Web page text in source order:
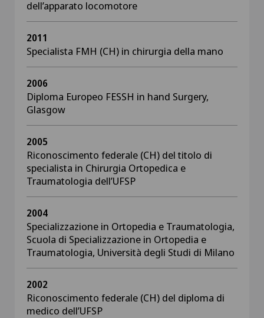
dell’apparato locomotore
2011
Specialista FMH (CH) in chirurgia della mano
2006
Diploma Europeo FESSH in hand Surgery,
Glasgow
2005
Riconoscimento federale (CH) del titolo di
specialista in Chirurgia Ortopedica e
Traumatologia dell’UFSP
2004
Specializzazione in Ortopedia e Traumatologia,
Scuola di Specializzazione in Ortopedia e
Traumatologia, Università degli Studi di Milano
2002
Riconoscimento federale (CH) del diploma di
medico dell’UFSP